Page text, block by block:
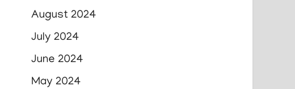
August 2024
July 2024
June 2024
May 2024